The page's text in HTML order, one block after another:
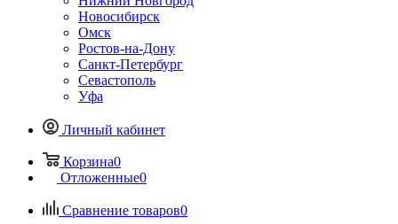
Новосибирск
Омск
Ростов-на-Дону
Санкт-Петербург
Севастополь
Уфа
Личный кабинет
Корзина0
Отложенные0
Сравнение товаров0